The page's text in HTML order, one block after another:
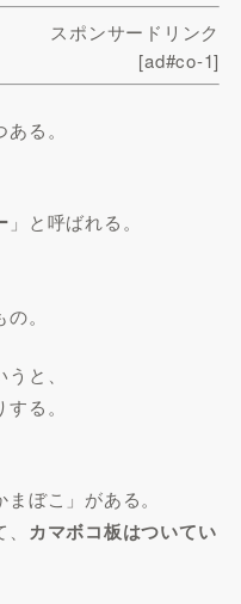
スポンサードリンク
[ad#co-1]
る。
」と呼ばれる。
。
と、
る。
ぼこ」がある。
カマボコ板はついてい